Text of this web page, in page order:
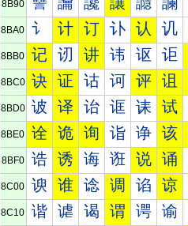
8B90
8BA0 讠 计 订 讣 认 讥
8BB0 记 讱 讲 讳 讴 讵
8BC0 诀 证 诂 诃 评 诅
8BD0 诐 译 诒 诓 诔 试
8BE0 诠 诡 询 诣 诤 该
8BF0 诰 诱 诲 诳 说 诵
8C00 谀 谁 谂 调 谄 谅
8C10 谐 谑 谒 谓 谔 谕